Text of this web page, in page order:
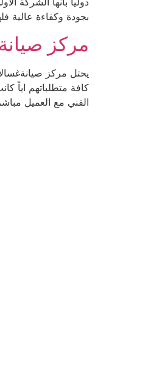
بجودة وكفاءة عالية
مركز
يحتل مركز
كافة متطلباتهم اياً
الفني مع العميل